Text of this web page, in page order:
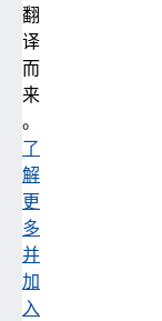
翻
译
而
来
。
了
解
更
多
并
加
入